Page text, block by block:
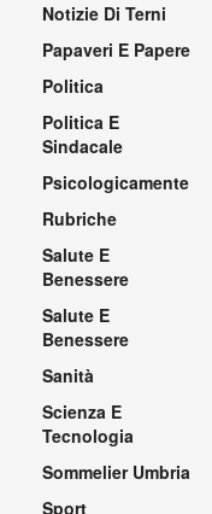
Notizie Di Terni
Papaveri E Papere
Politica
Politica E
Sindacale
Psicologicamente
Rubriche
Salute E
Benessere
Salute E
Benessere
Sanità
Scienza E
Tecnologia
Sommelier Umbria
Sport